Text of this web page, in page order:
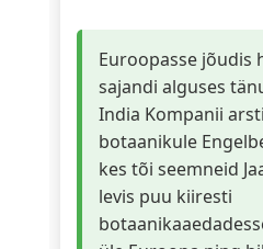
Euroopasse jõudis
sajandi alguses
India Kompanii
botaanikule
kes tõi seemneid
levis puu kiiresti